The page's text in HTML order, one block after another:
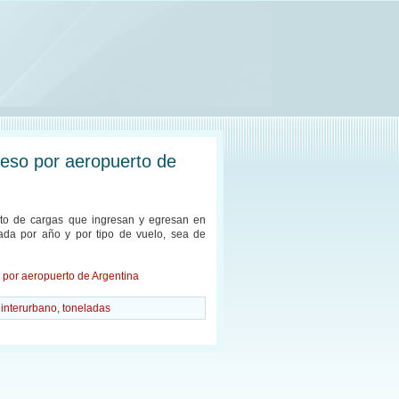
por aeropuerto de
de cargas que ingresan y egresan en
por año y por tipo de vuelo, sea de
aeropuerto de Argentina
interurbano, toneladas